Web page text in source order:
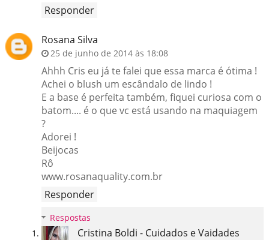
Responder
Rosana Silva
25 de junho de 2014 às 18:08
Ahhh Cris eu já te falei que essa marca é ótima !
Achei o blush um escândalo de lindo !
E a base é perfeita também, fiquei curiosa com o
batom.... é o que vc está usando na maquiagem
?
Adorei !
Beijocas
Rô
www.rosanaquality.com.br
Responder
Respostas
Cristina Boldi - Cuidados e Vaidades